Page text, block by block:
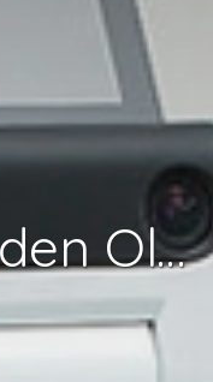
Roboter bei den Olympischen und Paralympischen Spielen (Tokio 2020)